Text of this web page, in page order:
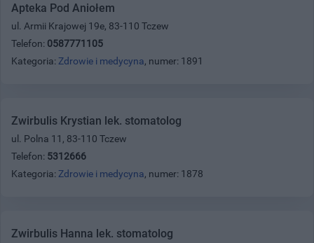
Apteka Pod Aniołem
ul. Armii Krajowej 19e, 83-110 Tczew
Telefon: 0587771105
Kategoria: Zdrowie i medycyna, numer: 1891
Zwirbulis Krystian lek. stomatolog
ul. Polna 11, 83-110 Tczew
Telefon: 5312666
Kategoria: Zdrowie i medycyna, numer: 1878
Zwirbulis Hanna lek. stomatolog